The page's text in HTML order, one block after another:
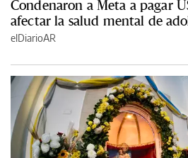
Condenaron a Meta a pagar
afectar la salud mental de
elDiarioAR